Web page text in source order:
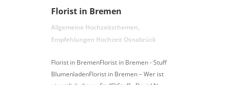
Florist in Bremen
Allgemeine Hochzeitsthemen,
Empfehlungen Hochzeit Osnabrück
Florist in BremenFlorist in Bremen - Stuff
BlumenladenFlorist in Bremen – Wer ist